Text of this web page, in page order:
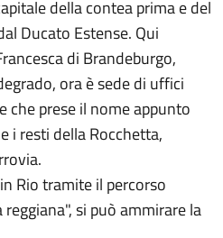
della contea prima e del
Ducato Estense. Qui
di Brandeburgo,
ora è sede di uffici
che prese il nome appunto
i resti della Rocchetta,
Rio tramite il percorso
si può ammirare la